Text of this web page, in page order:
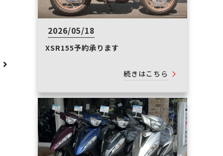
2026/05/18
XSR155予約承ります
続きはこちら